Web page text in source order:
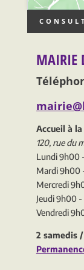
MAIRIE
Accueil à
120, rue du
Lundi 9h00
Mardi 9h00
Mercredi
Jeudi 9h00 -
Vendredi
2 samedis